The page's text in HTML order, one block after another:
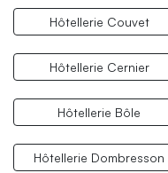
Hôtellerie Couvet
Hôtellerie Cernier
Hôtellerie Bôle
Hôtellerie Dombresson